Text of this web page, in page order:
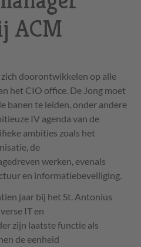
ACM
doorontwikkelen op alle
het CIO office. De Jong moet
banen te leiden, onder andere
IV agenda van de
ambities zoals het
de
werken, evenals
en informatiebeveiliging.
jaar bij het St. Antonius
IT en
zijn laatste functie als
de eenheid